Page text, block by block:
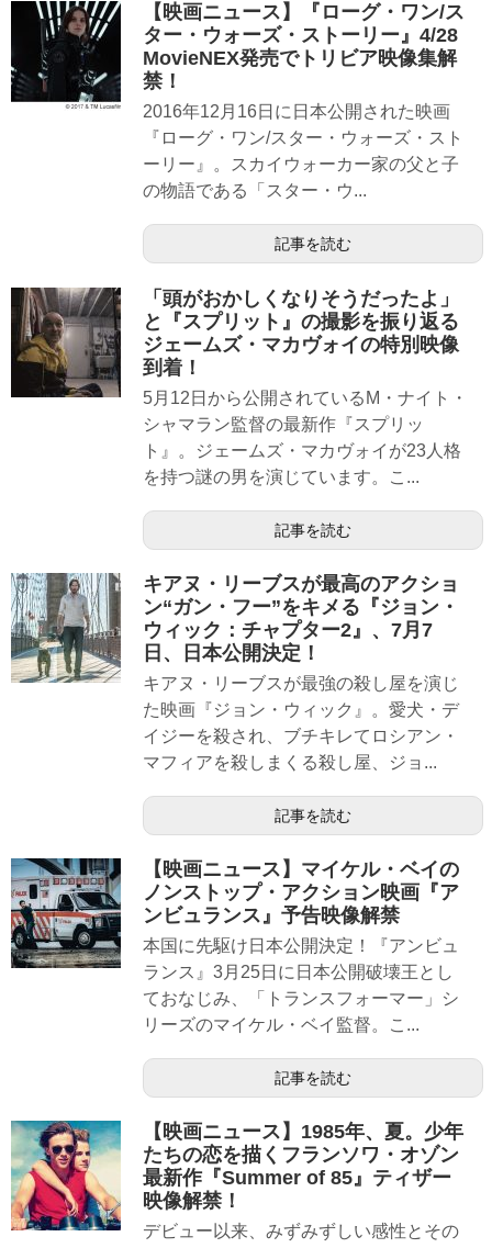
【映画ニュース】『ローグ・ワン/ス
ター・ウォーズ・ストーリー』4/28
MovieNEX発売でトリビア映像集解
禁！
2016年12月16日に日本公開された映画
『ローグ・ワン/スター・ウォーズ・スト
ーリー』。スカイウォーカー家の父と子
の物語である「スター・ウ...
記事を読む
「頭がおかしくなりそうだったよ」
と『スプリット』の撮影を振り返る
ジェームズ・マカヴォイの特別映像
到着！
5月12日から公開されているM・ナイト・
シャマラン監督の最新作『スプリッ
ト』。ジェームズ・マカヴォイが23人格
を持つ謎の男を演じています。こ...
記事を読む
キアヌ・リーブスが最高のアクショ
ン“ガン・フー”をキメる『ジョン・
ウィック：チャプター2』、7月7
日、日本公開決定！
キアヌ・リーブスが最強の殺し屋を演じ
た映画『ジョン・ウィック』。愛犬・デ
イジーを殺され、ブチキレてロシアン・
マフィアを殺しまくる殺し屋、ジョ...
記事を読む
【映画ニュース】マイケル・ベイの
ノンストップ・アクション映画『ア
ンビュランス』予告映像解禁
本国に先駆け日本公開決定！『アンビュ
ランス』3月25日に日本公開破壊王とし
ておなじみ、「トランスフォーマー」シ
リーズのマイケル・ベイ監督。こ...
記事を読む
【映画ニュース】1985年、夏。少年
たちの恋を描くフランソワ・オゾン
最新作『Summer of 85』ティザー
映像解禁！
デビュー以来、みずみずしい感性とその